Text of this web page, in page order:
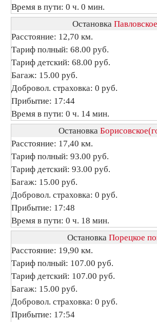
Время в пути: 0 ч. 0 мин.
Остановка Павловское
Расстояние: 12,70 км.
Тариф полный: 68.00 руб.
Тариф детский: 68.00 руб.
Багаж: 15.00 руб.
Добровол. страховка: 0 руб.
Прибытие: 17:44
Время в пути: 0 ч. 14 мин.
Остановка
Расстояние: 17,40 км.
Тариф полный: 93.00 руб.
Тариф детский: 93.00 руб.
Багаж: 15.00 руб.
Добровол. страховка: 0 руб.
Прибытие: 17:48
Время в пути: 0 ч. 18 мин.
Остановка Порецкое
Расстояние: 19,90 км.
Тариф полный: 107.00 руб.
Тариф детский: 107.00 руб.
Багаж: 15.00 руб.
Добровол. страховка: 0 руб.
Прибытие: 17:54